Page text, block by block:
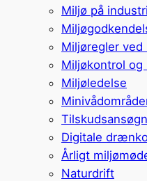
Miljø på
Miljøregler ved
Miljøkontrol og
Miljøledelse
Digitale
Årligt
Naturdrift